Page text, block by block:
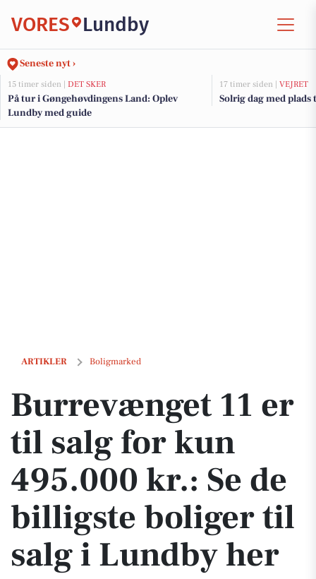
VORES Lundby
Seneste nyt ›
15 timer siden | DET SKER
På tur i Gøngehøvdingens Land: Oplev
Lundby med guide
17 timer siden | VEJRET
Solrig dag med
ARTIKLER Boligmarked
Burrevænget 11 er til salg for kun 495.000 kr.: Se de billigste
Burrevænget 11 er
til salg for kun
495.000 kr.: Se de
billigste boliger til
salg i Lundby her